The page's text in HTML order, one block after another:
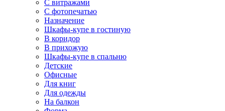
С витражами
С фотопечатью
Назначение
Шкафы-купе в гостиную
В коридор
В прихожую
Шкафы-купе в спальню
Детские
Офисные
Для книг
Для одежды
На балкон